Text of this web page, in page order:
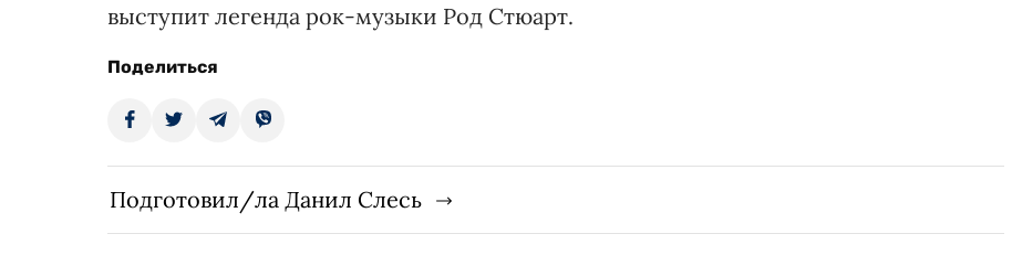
выступит легенда рок-музыки Род Стюарт.
Поделиться
Подготовил/ла Данил Слесь